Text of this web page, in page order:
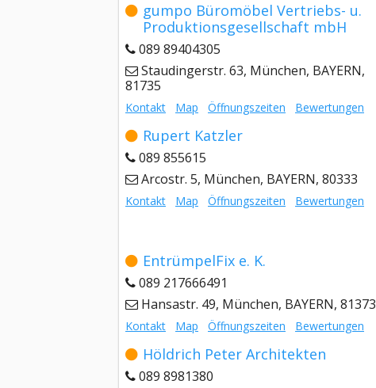
gumpo Büromöbel Vertriebs- u.
Produktionsgesellschaft mbH
089 89404305
Staudingerstr. 63, München, BAYERN,
81735
Kontakt Map Öffnungszeiten Bewertungen
Rupert Katzler
089 855615
Arcostr. 5, München, BAYERN, 80333
Kontakt Map Öffnungszeiten Bewertungen
EntrümpelFix e. K.
089 217666491
Hansastr. 49, München, BAYERN, 81373
Kontakt Map Öffnungszeiten Bewertungen
Höldrich Peter Architekten
089 8981380